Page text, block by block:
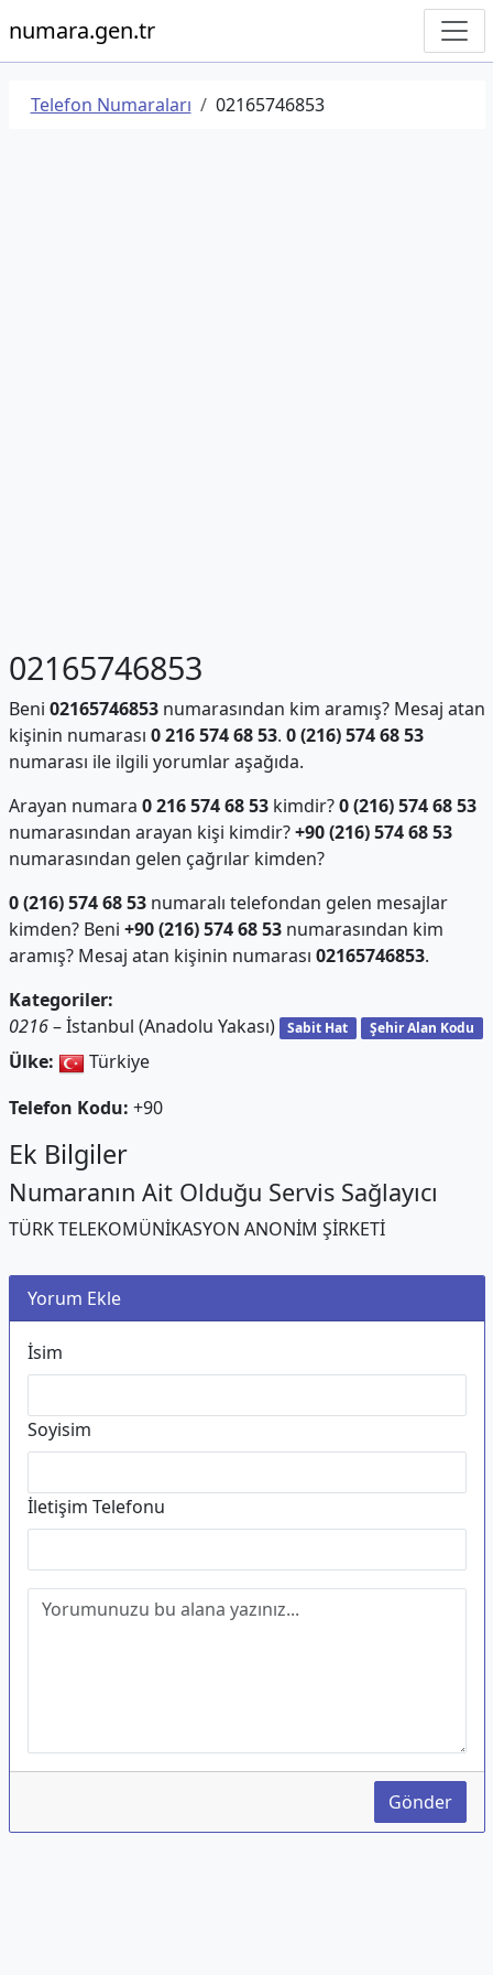
numara.gen.tr
Telefon Numaraları 02165746853
02165746853
Beni 02165746853numarasından kim aramış? Mesaj atan
kişinin numarası 0 216 574 68 53. 0 (216) 574 68 53
numarası ile ilgili yorumlar aşağıda.
Arayan numara 0 216 574 68 53kimdir?0 (216) 574 68 53
numarasından arayan kişi kimdir?+90 (216) 574 68 53
numarasından gelen çağrılar kimden?
0 (216) 574 68 53numaralı telefondan gelen mesajlar
kimden? Beni +90 (216) 574 68 53numarasından kim
aramış? Mesaj atan kişinin numarası 02165746853.
Kategoriler:
0216– İstanbul (Anadolu Yakası) Sabit Hat Şehir Alan Kodu
Ülke:
Türkiye
Telefon Kodu: +90
Ek Bilgiler
Numaranın Ait Olduğu Servis Sağlayıcı
TÜRK TELEKOMÜNİKASYON ANONİM ŞİRKETİ
Yorum Ekle
İsim
Soyisim
İletişim Telefonu
Gönder